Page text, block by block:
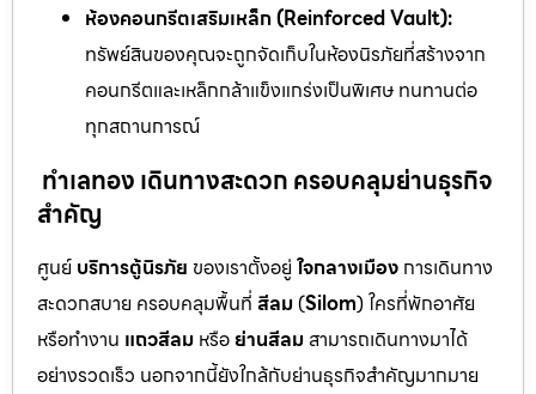
ห้องคอนกรีตเสริมเหล็ก (Reinforced Vault):
ทรัพย์สินของคุณจะถูกจัดเก็บในห้องนิรภัยที่สร้างจาก
คอนกรีตและเหล็กกล้าแข็งแกร่งเป็นพิเศษ ทนทานต่อ
ทุกสถานการณ์
ทำเลทอง เดินทางสะดวก ครอบคลุมย่านธุรกิจ
สำคัญ
ศูนย์ บริการตู้นิรภัย ของเราตั้งอยู่ ใจกลางเมือง การเดินทาง
สะดวกสบาย ครอบคลุมพื้นที่ สีลม(Silom) ใครที่พักอาศัย
หรือทำงาน แถวสีลม หรือย่านสีลม สามารถเดินทางมาได้
อย่างรวดเร็ว นอกจากนี้ยังใกล้กับย่านธุรกิจสำคัญมากมาย